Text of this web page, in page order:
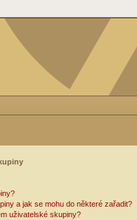
a jak se mohu do některé zařadit?
uživatelské skupiny?